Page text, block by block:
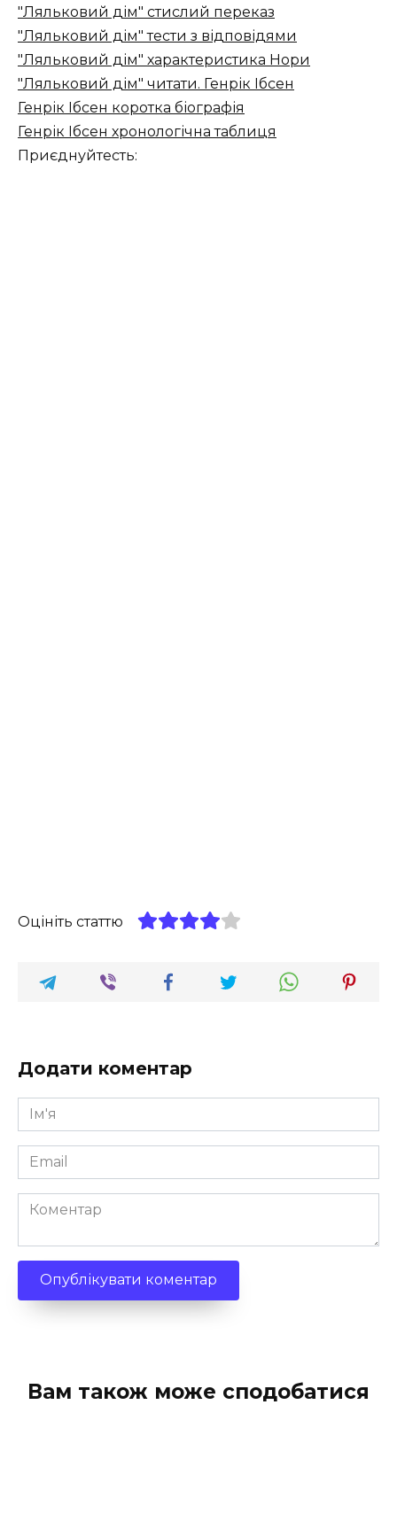
"Ляльковий дім" стислий переказ
"Ляльковий дім" тести з відповідями
"Ляльковий дім" характеристика Нори
"Ляльковий дім" читати. Генрік Ібсен
Генрік Ібсен коротка біографія
Генрік Ібсен хронологічна таблиця
Приєднуйтесть:
Оцініть статтю
Додати коментар
Ім'я
*
Email
*
Коментар
Вам також може сподобатися